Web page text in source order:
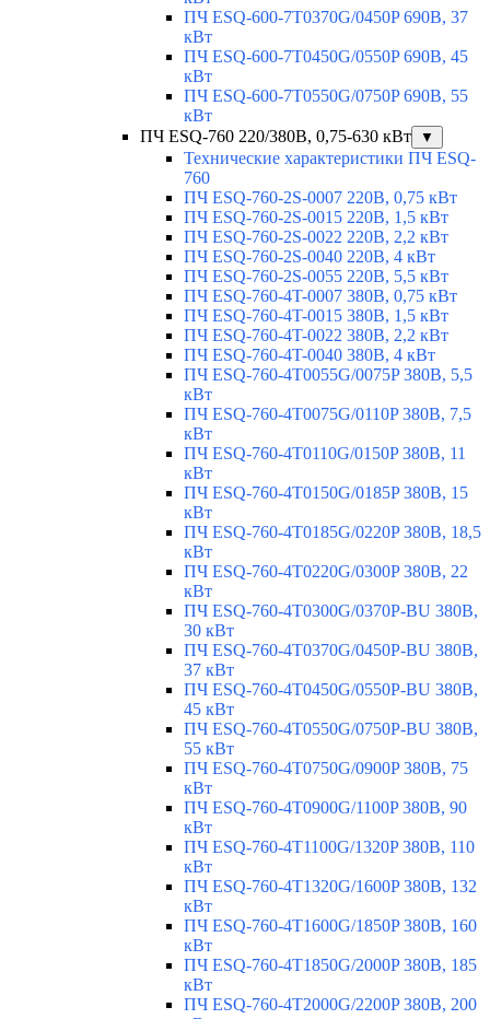
ПЧ ESQ-600-7T0370G/0450P 690В, 37
кВт
ПЧ ESQ-600-7T0450G/0550P 690В, 45
кВт
ПЧ ESQ-600-7T0550G/0750P 690В, 55
кВт
ПЧ ESQ-760 220/380В, 0,75-630 кВт
▼
Технические характеристики ПЧ ESQ-
760
ПЧ ESQ-760-2S-0007 220В, 0,75 кВт
ПЧ ESQ-760-2S-0015 220В, 1,5 кВт
ПЧ ESQ-760-2S-0022 220В, 2,2 кВт
ПЧ ESQ-760-2S-0040 220В, 4 кВт
ПЧ ESQ-760-2S-0055 220В, 5,5 кВт
ПЧ ESQ-760-4T-0007 380В, 0,75 кВт
ПЧ ESQ-760-4T-0015 380В, 1,5 кВт
ПЧ ESQ-760-4T-0022 380В, 2,2 кВт
ПЧ ESQ-760-4T-0040 380В, 4 кВт
ПЧ ESQ-760-4T0055G/0075P 380В, 5,5
кВт
ПЧ ESQ-760-4T0075G/0110P 380В, 7,5
кВт
ПЧ ESQ-760-4T0110G/0150P 380В, 11
кВт
ПЧ ESQ-760-4T0150G/0185P 380В, 15
кВт
ПЧ ESQ-760-4T0185G/0220P 380В, 18,5
кВт
ПЧ ESQ-760-4T0220G/0300P 380В, 22
кВт
ПЧ ESQ-760-4T0300G/0370P-BU 380В,
30 кВт
ПЧ ESQ-760-4T0370G/0450P-BU 380В,
37 кВт
ПЧ ESQ-760-4T0450G/0550P-BU 380В,
45 кВт
ПЧ ESQ-760-4T0550G/0750P-BU 380В,
55 кВт
ПЧ ESQ-760-4T0750G/0900P 380В, 75
кВт
ПЧ ESQ-760-4T0900G/1100P 380В, 90
кВт
ПЧ ESQ-760-4T1100G/1320P 380В, 110
кВт
ПЧ ESQ-760-4T1320G/1600P 380В, 132
кВт
ПЧ ESQ-760-4T1600G/1850P 380В, 160
кВт
ПЧ ESQ-760-4T1850G/2000P 380В, 185
кВт
ПЧ ESQ-760-4T2000G/2200P 380В, 200